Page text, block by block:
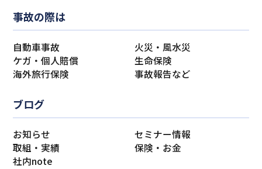
事故の際は
自動車事故
火災・風水災
ケガ・個人賠償
生命保険
海外旅行保険
事故報告など
ブログ
お知らせ
セミナー情報
取組・実績
保険・お金
社内note